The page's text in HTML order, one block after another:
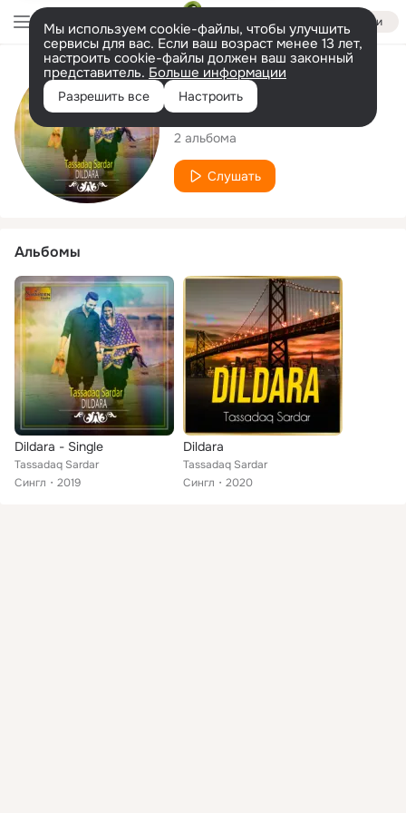
Войти
Мы используем cookie-файлы, чтобы улучшить
сервисы для вас. Если ваш возраст менее 13 лет,
настроить cookie-файлы должен ваш законный
представитель. Больше информации
Разрешить все Настроить
Исполнитель
Tassadaq Sardar
2 альбома
Слушать
Альбомы
Dildara - Single
Tassadaq Sardar
Сингл
2019
Dildara
Tassadaq Sardar
Сингл
2020